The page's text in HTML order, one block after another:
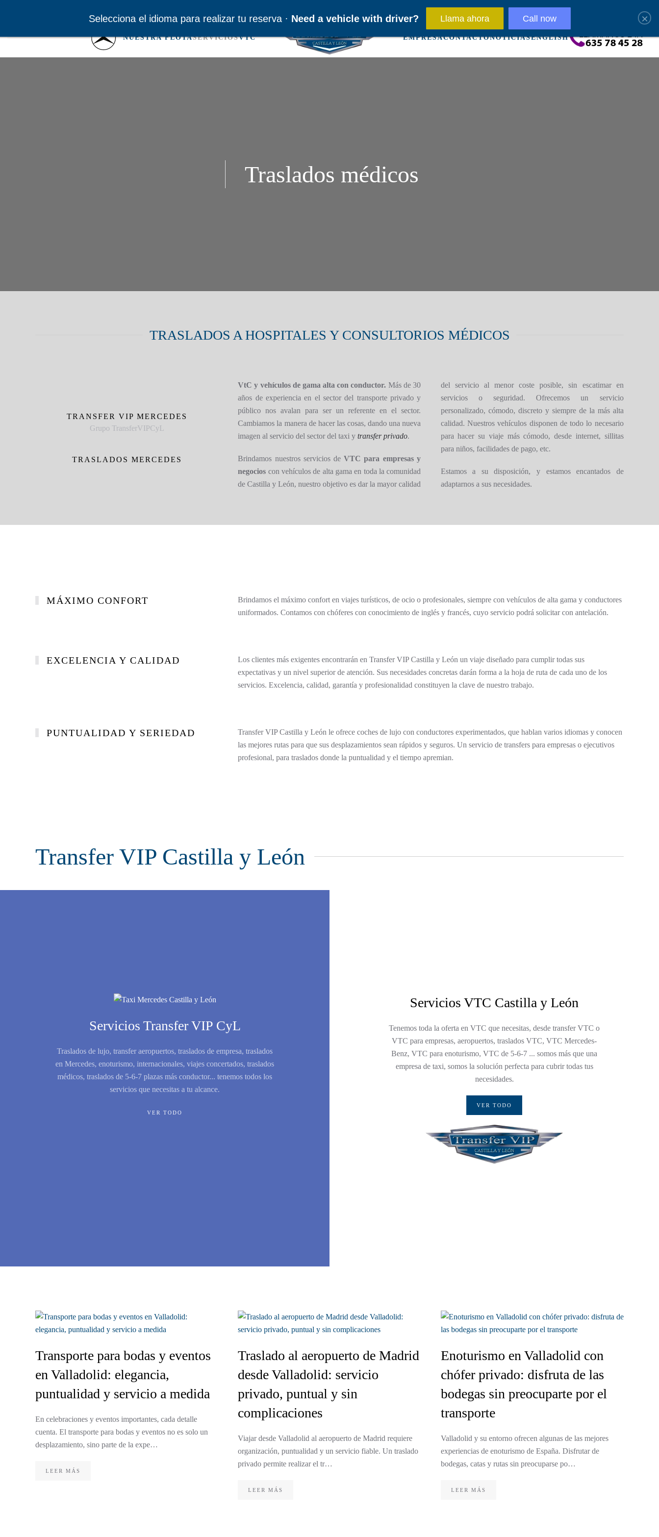
661314771 (English)
NUESTRA FLOTASERVICIOSVTC EMPRESACONTACTONOTICIASENGLISH
Traslados médicos
TRASLADOS A HOSPITALES Y CONSULTORIOS MÉDICOS
TRANSFER VIP MERCEDES
Grupo TransferVIPCyL
TRASLADOS MERCEDES
VtC y vehículos de gama alta con conductor. Más de 30
años de experiencia en el sector del transporte privado y
público nos avalan para ser un referente en el sector.
Cambiamos la manera de hacer las cosas, dando una nueva
imagen al servicio del sector del taxi ytransfer privado.
Brindamos nuestros servicios deVTC para empresas y
negocios con vehículos de alta gama en toda la comunidad
de Castilla y León, nuestro objetivo es dar la mayor calidad
del servicio al menor coste posible, sin escatimar en
servicios o seguridad. Ofrecemos un servicio
personalizado, cómodo, discreto y siempre de la más alta
calidad. Nuestros vehículos disponen de todo lo necesario
para hacer su viaje más cómodo, desde internet, sillitas
para niños, facilidades de pago, etc.
Estamos a su disposición, y estamos encantados de
adaptarnos a sus necesidades.
MÁXIMO CONFORT
Brindamos el máximo confort en viajes turísticos, de ocio o profesionales, siempre con vehículos de alta gama y conductores
uniformados. Contamos con chóferes con conocimiento de inglés y francés, cuyo servicio podrá solicitar con antelación.
EXCELENCIA Y CALIDAD
Los clientes más exigentes encontrarán en Transfer VIP Castilla y León un viaje diseñado para cumplir todas sus
expectativas y un nivel superior de atención. Sus necesidades concretas darán forma a la hoja de ruta de cada uno de los
servicios. Excelencia, calidad, garantía y profesionalidad constituyen la clave de nuestro trabajo.
PUNTUALIDAD Y SERIEDAD
Transfer VIP Castilla y León le ofrece coches de lujo con conductores experimentados, que hablan varios idiomas y conocen
las mejores rutas para que sus desplazamientos sean rápidos y seguros. Un servicio de transfers para empresas o ejecutivos
profesional, para traslados donde la puntualidad y el tiempo apremian.
Transfer VIP Castilla y León
Servicios Transfer VIP CyL
Traslados de lujo, transfer aeropuertos, traslados de empresa, traslados
en Mercedes, enoturismo, internacionales, viajes concertados, traslados
médicos, traslados de 5-6-7 plazas más conductor... tenemos todos los
servicios que necesitas a tu alcance.
VER TODO
Servicios VTC Castilla y León
Tenemos toda la oferta en VTC que necesitas, desde transfer VTC o
VTC para empresas, aeropuertos, traslados VTC, VTC Mercedes-
Benz, VTC para enoturismo, VTC de 5-6-7 ... somos más que una
empresa de taxi, somos la solución perfecta para cubrir todas tus
necesidades.
VER TODO
Transporte para bodas y eventos
en Valladolid: elegancia,
puntualidad y servicio a medida
En celebraciones y eventos importantes, cada detalle
cuenta. El transporte para bodas y eventos no es solo un
desplazamiento, sino parte de la expe…
LEER MÁS
Traslado al aeropuerto de Madrid
desde Valladolid: servicio
privado, puntual y sin
complicaciones
Viajar desde Valladolid al aeropuerto de Madrid requiere
organización, puntualidad y un servicio fiable. Un traslado
privado permite realizar el tr…
LEER MÁS
Enoturismo en Valladolid con
chófer privado: disfruta de las
bodegas sin preocuparte por el
transporte
Valladolid y su entorno ofrecen algunas de las mejores
experiencias de enoturismo de España. Disfrutar de
bodegas, catas y rutas sin preocuparse po…
LEER MÁS
×
Selecciona el idioma para realizar tu reserva · Need a vehicle with driver? Llama ahora Call now